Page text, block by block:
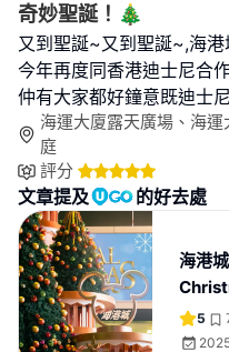
奇妙聖誕！🎄
又到聖誕~又到聖誕~,海
今年再度同香港迪士尼合
仲有大家都好鐘意既迪士
海運大廈露天廣場、海
庭
評分
文章提及 的好去處
海港
5